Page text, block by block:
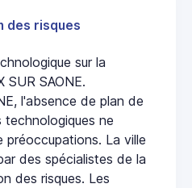
des risques
sur la
SUR SAONE.
l'absence de plan de
technologiques ne
La ville
des spécialistes de la
des risques. Les